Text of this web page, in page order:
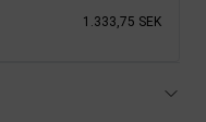
1.333,75 SEK